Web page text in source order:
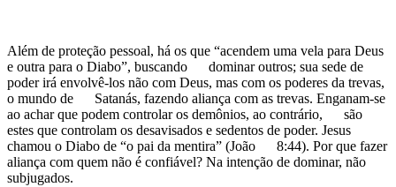
Além de proteção pessoal, há os que “acendem uma vela para Deus
e outra para o Diabo”, buscando dominar outros; sua sede de
poder irá envolvê-los não com Deus, mas com os poderes da trevas,
o mundo de Satanás, fazendo aliança com as trevas. Enganam-se
ao achar que podem controlar os demônios, ao contrário, são
estes que controlam os desavisados e sedentos de poder. Jesus
chamou o Diabo de “o pai da mentira” (João 8:44). Por que fazer
aliança com quem não é confiável? Na intenção de dominar, não
subjugados.